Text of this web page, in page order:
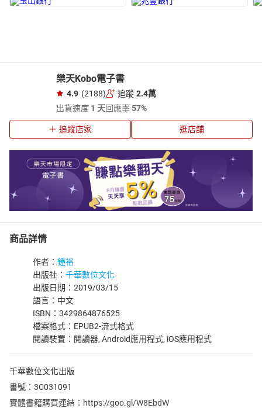
樂天Kobo電子書
4.9 (2188) 追蹤 2.4萬
出貨速度 1 天回應率57%
追蹤店家 逛店舖
商品詳情
作者： 鍾裕
出版社： 千華數位文化
出版日期：2019/03/15
語言：中文
ISBN：3429864876525
檔案格式：EPUB2-流式格式
閱讀裝置：閱讀器, Android應用程式, iOS應用程式
千華數位文化出版
書號：3C031091
實體書籍購買連結：https://goo.gl/W8EbdW